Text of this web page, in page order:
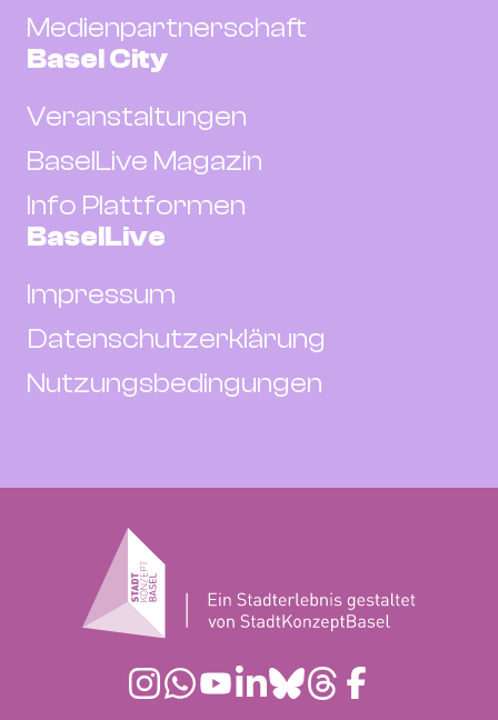
Medienpartnerschaft
Basel City
Veranstaltungen
BaselLive Magazin
Info Plattformen
BaselLive
Impressum
Datenschutzerklärung
Nutzungsbedingungen